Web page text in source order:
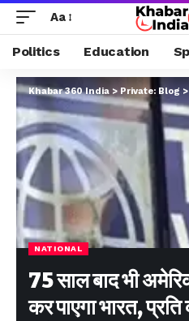
Aa
Politics Education
Khabar 360 India > Private: Blog >
NATIONAL
75 साल बाद भी
कर पाएगा भारत,